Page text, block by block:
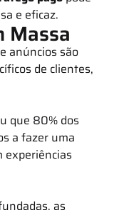
e eficaz.
Massa
anúncios são
de clientes,
que 80% dos
a fazer uma
experiências
as